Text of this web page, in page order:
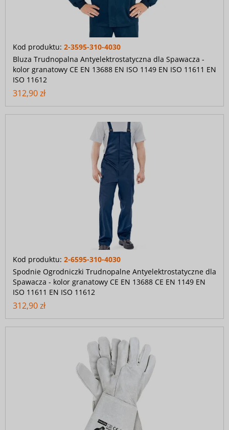
Kod produktu: 2-3595-310-4030
Bluza Trudnopalna Antyelektrostatyczna dla Spawacza -
kolor granatowy CE EN 13688 EN ISO 1149 EN ISO 11611 EN
ISO 11612
312,90 zł
Kod produktu: 2-6595-310-4030
Spodnie Ogrodniczki Trudnopalne Antyelektrostatyczne dla
Spawacza - kolor granatowy CE EN 13688 CE EN 1149 EN
ISO 11611 EN ISO 11612
312,90 zł